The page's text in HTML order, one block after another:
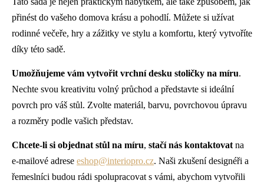
přinést do vašeho domova krásu a pohodlí. Můžete si užívat
rodinné večeře, hry a zážitky ve stylu a komfortu, který vytvoříte
díky této sadě.
Umožňujeme vám vytvořit vrchní desku stoličky na míru.
Nechte svou kreativitu volný průchod a představte si ideální
povrch pro váš stůl. Zvolte materiál, barvu, povrchovou úpravu
a rozměry podle vašich představ.
Chcete-li si objednat stůl na míru, stačí nás kontaktovat na
e-mailové adrese eshop@interiopro.cz. Naši zkušení designéři a
řemeslníci budou rádi spolupracovat s vámi, abychom vytvořili